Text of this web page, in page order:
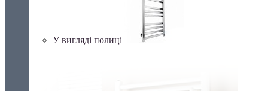
У вигляді полиці